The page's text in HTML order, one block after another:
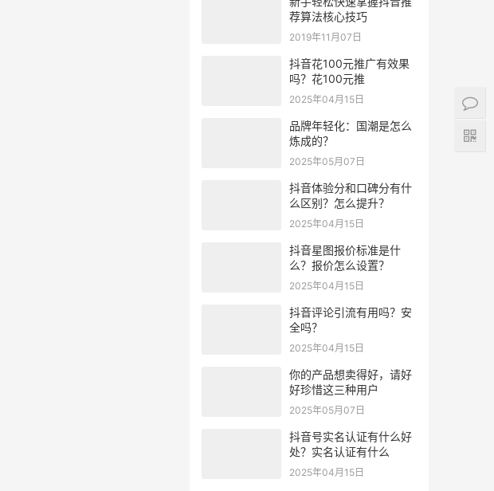
荐算法核心技巧
2019年11月07日
抖音花100元推广有效果
吗？花100元推
2025年04月15日
品牌年轻化：国潮是怎么
炼成的？
2025年05月07日
抖音体验分和口碑分有什
么区别？怎么提升？
2025年04月15日
抖音星图报价标准是什
么？报价怎么设置？
2025年04月15日
抖音评论引流有用吗？安
全吗？
2025年04月15日
你的产品想卖得好，请好
好珍惜这三种用户
2025年05月07日
抖音号实名认证有什么好
处？实名认证有什么
2025年04月15日